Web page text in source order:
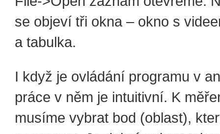
se objeví tři okna – okno s
a tabulka.
I když je ovládání programu v
práce v něm je intuitivní. K
musíme vybrat bod (oblast),